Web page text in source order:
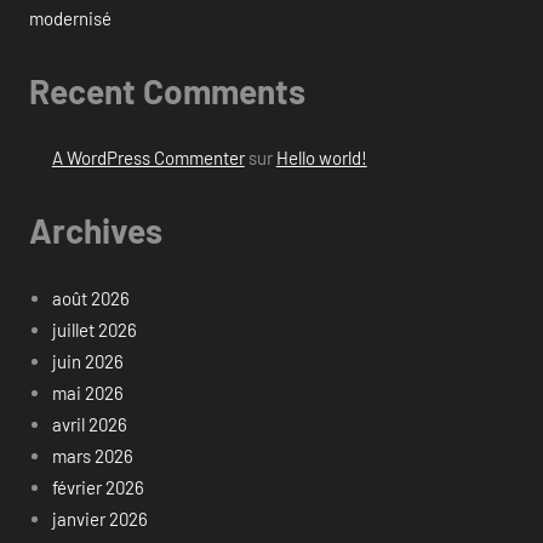
modernisé
Recent Comments
A WordPress Commentersur Hello world!
Archives
août 2026
juillet 2026
juin 2026
mai 2026
avril 2026
mars 2026
février 2026
janvier 2026